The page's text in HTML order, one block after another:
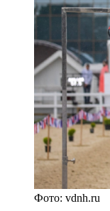
Фото: vdnh.ru